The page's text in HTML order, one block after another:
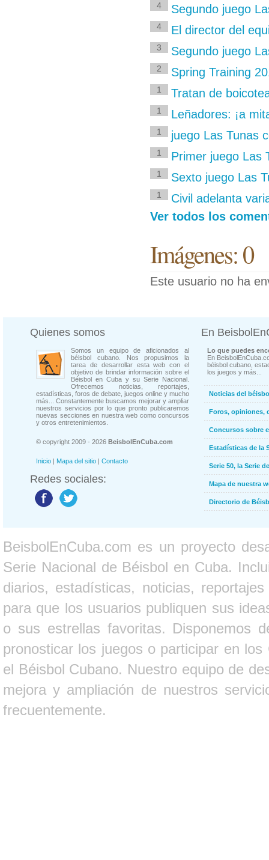
4 Segundo juego
4 El director del
3 Segundo juego
2 Spring Training
1 Tratan de
1 Leñadores: ¡a
1 juego Las Tunas
1 Primer juego Las
1 Sexto juego Las
1
Civil adelanta
Ver todos los
Imágenes: 0
Este usuario no ha
Quienes somos
Somos un equipo de aficionados al
béisbol cubano. Nos propusimos la
tarea de desarrollar esta web con el
objetivo de brindar información sobre el
Béisbol en Cuba y su Serie Nacional.
Ofrecemos noticias, reportajes,
estadísticas, foros de debate, juegos online y mucho
más... Constantemente buscamos mejorar y ampliar
nuestros servicios por lo que pronto publicaremos
nuevas secciones en nuestra web como concursos
y otros entretenimientos.
© copyright 2009 - 2026 BeisbolEnCuba.com
Inicio | Mapa del sitio | Contacto
Redes sociales:
En
Lo que puedes
En
béisbol cubano,
los juegos y más...
Noticias del
Foros, opiniones,
Concursos sobre
Estadísticas de la
Serie 50, la Serie
Mapa de nuestra
Directorio de
BeisbolEnCuba.com es un proyecto
Serie Nacional de Béisbol en Cuba.
diarios, estadísticas, noticias,
para que los usuarios publiquen sus
o sus estrellas favoritas. Disponemos
pronosticar los juegos o participar en
el Béisbol Cubano. Nuestro equipo de
mejora y ampliación de nuestros
frecuentemente.